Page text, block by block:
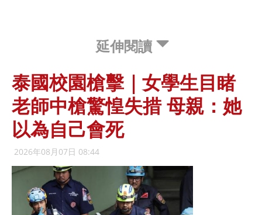
延伸閱讀
泰國校園槍擊｜女學生目睹
老師中槍驚惶失措 母親：她
以為自己會死
2026年08月07日 08:44